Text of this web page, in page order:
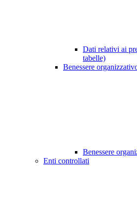
Dati relativi ai
tabelle)
Benessere
Benessere
Enti controllati